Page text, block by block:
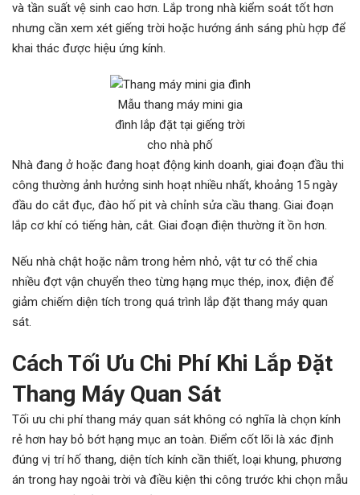
và tần suất vệ sinh cao hơn. Lắp trong nhà kiểm soát tốt hơn
nhưng cần xem xét giếng trời hoặc hướng ánh sáng phù hợp để
khai thác được hiệu ứng kính.
Mẫu thang máy mini gia
đình lắp đặt tại giếng trời
cho nhà phố
Nhà đang ở hoặc đang hoạt động kinh doanh, giai đoạn đầu thi
công thường ảnh hưởng sinh hoạt nhiều nhất, khoảng 15 ngày
đầu do cắt đục, đào hố pit và chỉnh sửa cầu thang. Giai đoạn
lắp cơ khí có tiếng hàn, cắt. Giai đoạn điện thường ít ồn hơn.
Nếu nhà chật hoặc nằm trong hẻm nhỏ, vật tư có thể chia
nhiều đợt vận chuyển theo từng hạng mục thép, inox, điện để
giảm chiếm diện tích trong quá trình lắp đặt thang máy quan
sát.
Cách Tối Ưu Chi Phí Khi Lắp Đặt
Thang Máy Quan Sát
Tối ưu chi phí thang máy quan sát không có nghĩa là chọn kính
rẻ hơn hay bỏ bớt hạng mục an toàn. Điểm cốt lõi là xác định
đúng vị trí hố thang, diện tích kính cần thiết, loại khung, phương
án trong hay ngoài trời và điều kiện thi công trước khi chọn mẫu